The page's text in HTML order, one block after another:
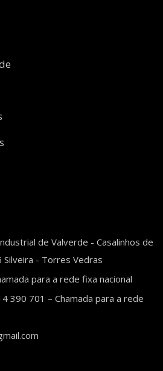
de Valverde - Casalinhos de
- Torres Vedras
para a rede fixa nacional
390 701 – Chamada para a rede